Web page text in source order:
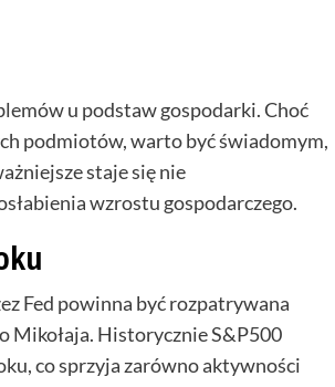
u podstaw gospodarki. Choć
podmiotów, warto być świadomym,
staje się nie
wzrostu gospodarczego.
Fed powinna być rozpatrywana
Mikołaja. Historycznie S&P500
co sprzyja zarówno aktywności